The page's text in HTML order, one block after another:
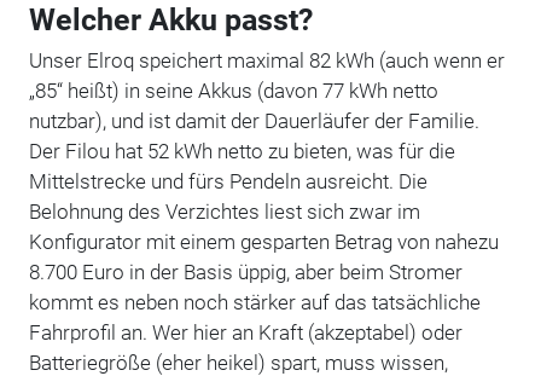
Welcher Akku passt?
Unser Elroq speichert maximal 82 kWh (auch wenn er
„85“ heißt) in seine Akkus (davon 77 kWh netto
nutzbar), und ist damit der Dauerläufer der Familie.
Der Filou hat 52 kWh netto zu bieten, was für die
Mittelstrecke und fürs Pendeln ausreicht. Die
Belohnung des Verzichtes liest sich zwar im
Konfigurator mit einem gesparten Betrag von nahezu
8.700 Euro in der Basis üppig, aber beim Stromer
kommt es neben noch stärker auf das tatsächliche
Fahrprofil an. Wer hier an Kraft (akzeptabel) oder
Batteriegröße (eher heikel) spart, muss wissen,